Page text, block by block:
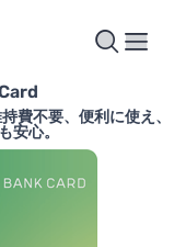
費不要、便利に使え、
安心。